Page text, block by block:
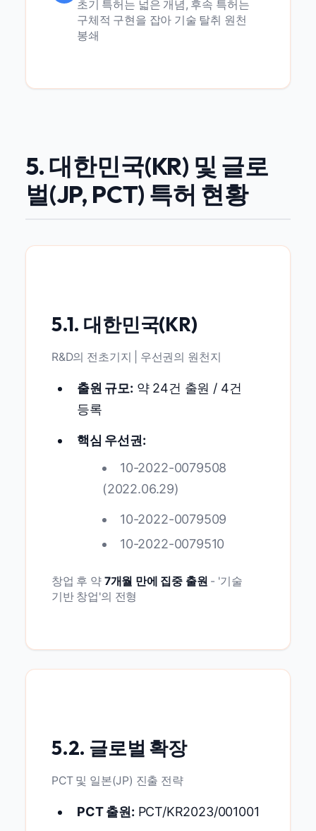
초기 특허는 넓은 개념, 후속 특허는
구체적 구현을 잡아 기술 탈취 원천
봉쇄
5. 대한민국(KR) 및 글로
벌(JP, PCT) 특허 현황
5.1. 대한민국(KR)
R&D의 전초기지 | 우선권의 원천지
출원 규모: 약 24건 출원 / 4건
등록
핵심 우선권:
10-2022-0079508
(2022.06.29)
10-2022-0079509
10-2022-0079510
창업 후 약 7개월 만에 집중 출원 - '기술
기반 창업'의 전형
5.2. 글로벌 확장
PCT 및 일본(JP) 진출 전략
PCT 출원: PCT/KR2023/001001